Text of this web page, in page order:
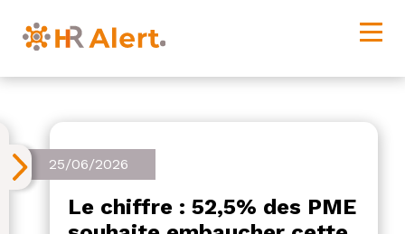
25/06/2026
Le chiffre : 52,5% des PME